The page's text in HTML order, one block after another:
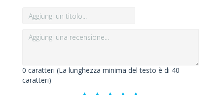
0 caratteri (La lunghezza minima del testo è di 40
caratteri)